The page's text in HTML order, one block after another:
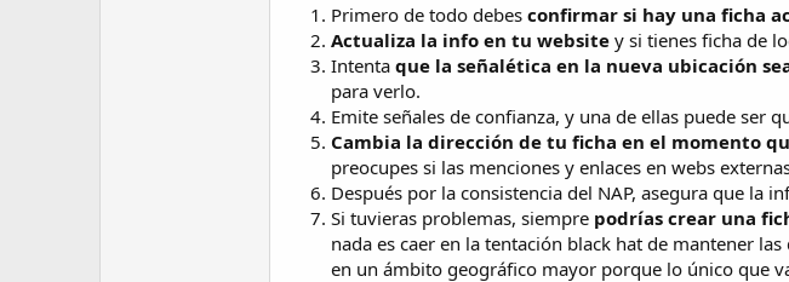
Primero de todo debes confirmar si hay una ficha
Actualiza la info en tu website y si tienes ficha de
Intenta que la señalética en la nueva ubicación
para verlo.
Emite señales de confianza, y una de ellas puede ser
Cambia la dirección de tu ficha en el momento
preocupes si las menciones y enlaces en webs
Después por la consistencia del NAP, asegura que la
Si tuvieras problemas, siempre podrías crear una
nada es caer en la tentación black hat de mantener
en un ámbito geográfico mayor porque lo único que